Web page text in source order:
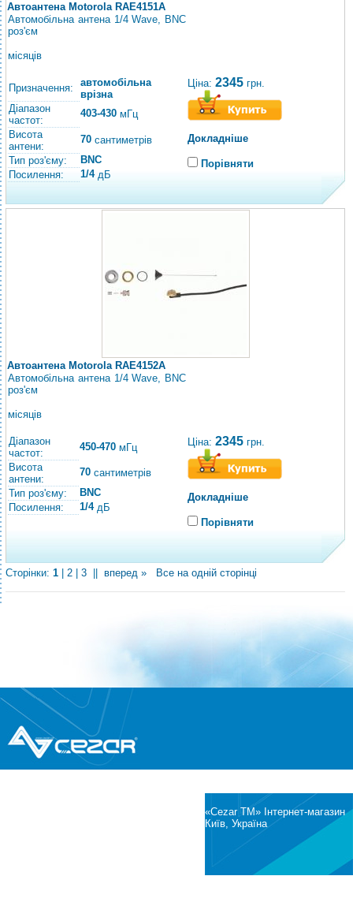
Автоантена Motorola RAE4151A
Автомобільна антена 1/4 Wave, BNC
роз'єм
місяців
Призначення:
автомобільна
врізна
Діапазон
частот:
403-430 мГц
Висота
антени:
70 сантиметрів
Тип роз'єму:
BNC
Посилення:
1/4дБ
Ціна: 2345 грн.
Докладніше
Порівняти
Автоантена Motorola RAE4152A
Автомобільна антена 1/4 Wave, BNC
роз'єм
місяців
Діапазон
частот:
450-470 мГц
Висота
антени:
70 сантиметрів
Тип роз'єму:
BNC
Посилення:
1/4дБ
Ціна: 2345 грн.
Докладніше
Порівняти
Сторінки: 1 2 3 вперед » Все на одній сторінці
®
«Cezar TM» Інтернет-магазин
Київ, Україна